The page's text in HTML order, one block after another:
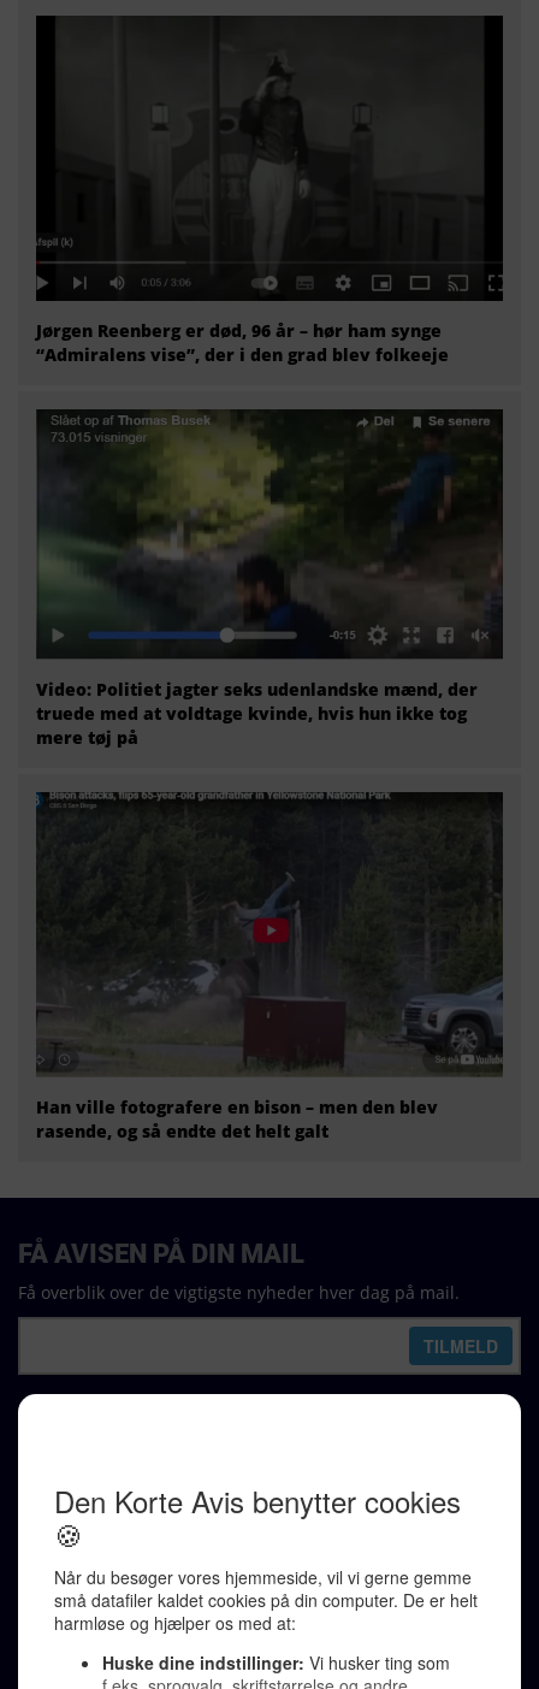
Jørgen Reenberg er død, 96 år – hør ham synge
“Admiralens vise”, der i den grad blev folkeeje
Video: Politiet jagter seks udenlandske mænd, der
truede med at voldtage kvinde, hvis hun ikke tog
mere tøj på
Han ville fotografere en bison – men den blev
rasende, og så endte det helt galt
Karen Jespersen
Redaktionen kontaktes via mail til
redaktion@denkorteavis.dk
Telefonsvarer 20 30 10 96
Von Ostensgade 22, 2791 Dragør
LINKS
FÅ AVISEN PÅ DIN MAIL
Få overblik over de vigtigste nyheder hver dag på mail.